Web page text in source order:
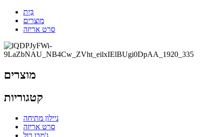
בַּיִת
מוצרים
סרט אריזה
מוצרים
קטגוריות
ניילון מתיחה
סרט אריזה
ג'מבו רול